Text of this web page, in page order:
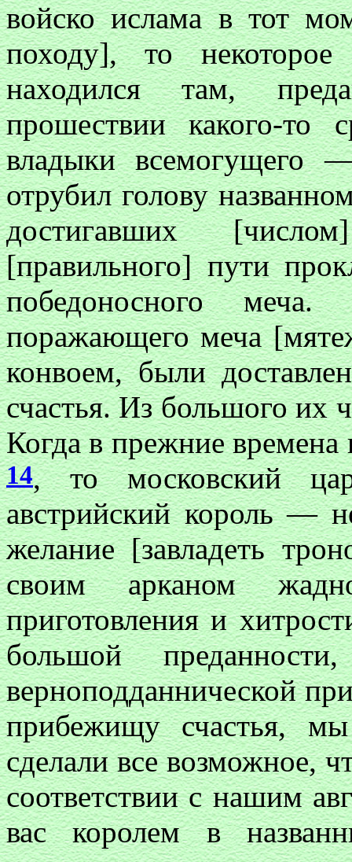
войско ислама в тот
походу], то
находился там,
прошествии какого-
владыки всемогущего
отрубил голову
достигавших
[правильного] пути
победоносного меча.
поражающего меча
конвоем, были
счастья. Из большого их
Когда в прежние времена
14, то московский
австрийский король —
желание [завладеть
своим арканом
приготовления и
большой
верноподданнической
прибежищу счастья,
сделали все возможное,
соответствии с нашим
вас королем в